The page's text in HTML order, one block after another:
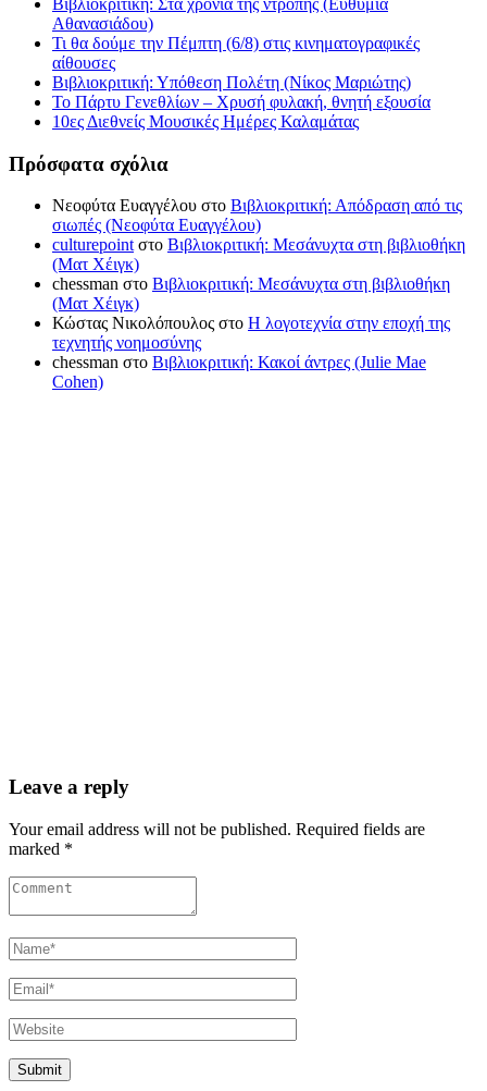
Βιβλιοκριτική: Στα χρόνια της ντροπής (Ευθυμία
Αθανασιάδου)
Τι θα δούμε την Πέμπτη (6/8) στις κινηματογραφικές
αίθουσες
Βιβλιοκριτική: Υπόθεση Πολέτη (Νίκος Μαριώτης)
Το Πάρτυ Γενεθλίων – Χρυσή φυλακή, θνητή εξουσία
10ες Διεθνείς Μουσικές Ημέρες Καλαμάτας
Πρόσφατα σχόλια
Νεοφύτα Ευαγγέλου στο Βιβλιοκριτική: Απόδραση από τις
σιωπές (Νεοφύτα Ευαγγέλου)
culturepointστο Βιβλιοκριτική: Μεσάνυχτα στη βιβλιοθήκη
(Ματ Χέιγκ)
chessman στο Βιβλιοκριτική: Μεσάνυχτα στη βιβλιοθήκη
(Ματ Χέιγκ)
Κώστας Νικολόπουλος στο Η λογοτεχνία στην εποχή της
τεχνητής νοημοσύνης
chessman στο Βιβλιοκριτική: Κακοί άντρες (Julie Mae
Cohen)
Leave a reply
Your email address will not be published. Required fields are
marked *